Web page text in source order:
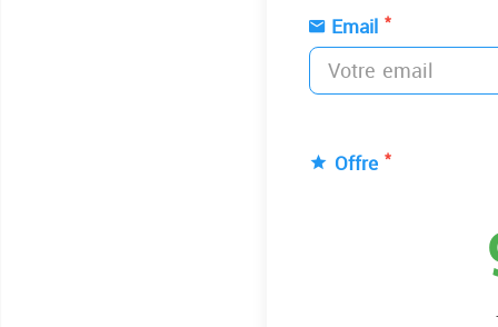
Email *
Offre *